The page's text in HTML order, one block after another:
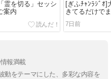
霊を切る」セッシ
案内
[ぎふﾁｬﾝﾗｼﾞｵ]
きてるだけで
(7/25放送分)
7日前
報満載
動をテーマにした、多彩な内容を